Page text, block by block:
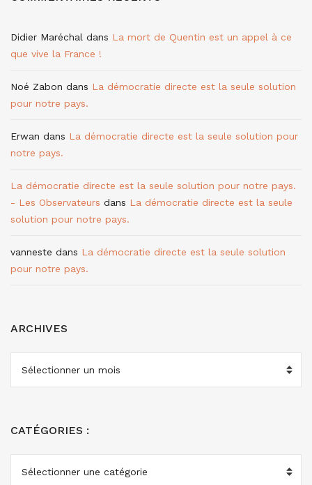
Didier Maréchal dans La mort de Quentin est un appel à ce
que vive la France !
Noé Zabon dans La démocratie directe est la seule solution
pour notre pays.
Erwan dans La démocratie directe est la seule solution pour
notre pays.
La démocratie directe est la seule solution pour notre pays.
- Les Observateurs dans La démocratie directe est la seule
solution pour notre pays.
vanneste dans La démocratie directe est la seule solution
pour notre pays.
ARCHIVES
ARCHIVES
CATÉGORIES :
CATÉGORIES